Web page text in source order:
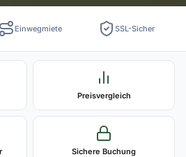
Einwegmiete SSL-Sicher
Preisvergleich
Sichere Buchung